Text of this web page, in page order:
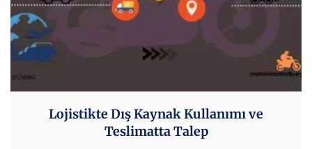
Lojistikte Dış Kaynak Kullanımı ve
Teslimatta Talep